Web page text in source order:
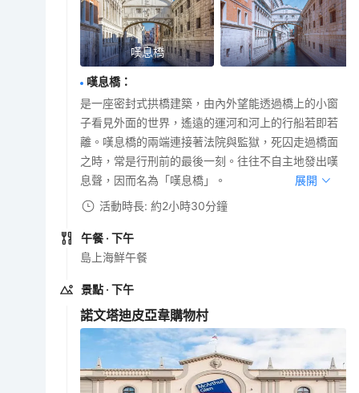
嘆息橋
嘆息橋：
是一座密封式拱橋建築，由內外望能透過橋上的小窗
子看見外面的世界，遙遠的運河和河上的行船若即若
離。嘆息橋的兩端連接著法院與監獄，死囚走過橋面
之時，常是行刑前的最後一刻。往往不自主地發出嘆
息聲，因而名為「嘆息橋」。
展開
活動時長: 約2小時30分鐘
午餐 · 下午
島上海鮮午餐
景點 · 下午
諾文塔迪皮亞韋購物村